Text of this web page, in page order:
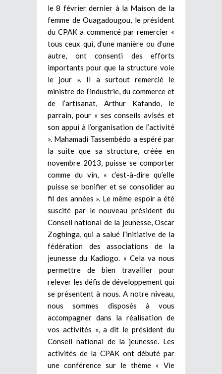
le 8 février dernier à la Maison de la
femme de Ouagadougou, le président
du CPAK a commencé par remercier «
tous ceux qui, d’une manière ou d’une
autre, ont consenti des efforts
importants pour que la structure voie
le jour ». Il a surtout remercié le
ministre de l’industrie, du commerce et
de l’artisanat, Arthur Kafando, le
parrain, pour « ses conseils avisés et
son appui à l’organisation de l’activité
». Mahamadi Tassembédo a espéré par
la suite que sa structure, créée en
novembre 2013, puisse se comporter
comme du vin, « c’est-à-dire qu’elle
puisse se bonifier et se consolider au
fil des années ». Le même espoir a été
suscité par le nouveau président du
Conseil national de la jeunesse, Oscar
Zoghinga, qui a salué l’initiative de la
fédération des associations de la
jeunesse du Kadiogo. « Cela va nous
permettre de bien travailler pour
relever les défis de développement qui
se présentent à nous. A notre niveau,
nous sommes disposés à vous
accompagner dans la réalisation de
vos activités », a dit le président du
Conseil national de la jeunesse. Les
activités de la CPAK ont débuté par
une conférence sur le thème « Vie